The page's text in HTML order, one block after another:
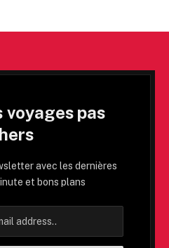
voyages pas
avec les dernières
et bons plans